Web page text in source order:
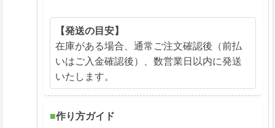
【発送の目安】
在庫がある場合、通常ご注文確認後（前払
いはご入金確認後）、数営業日以内に発送
いたします。
■作り方ガイド